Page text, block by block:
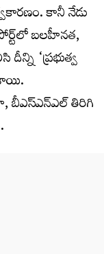
కానీ నేడు
బలహీనత,
దీన్ని ‘ప్రభుత్వ
బీఎస్ఎన్ఎల్‌ తిరిగి